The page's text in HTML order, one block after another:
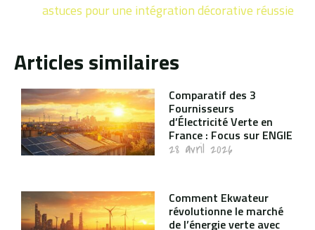
astuces pour une intégration décorative réussie
Articles similaires
Comparatif des 3
Fournisseurs
d’Électricité Verte en
France : Focus sur ENGIE
28 avril 2026
Comment Ekwateur
révolutionne le marché
de l’énergie verte avec